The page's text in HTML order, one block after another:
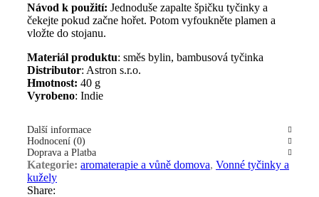
Návod k použití: Jednoduše zapalte špičku tyčinky a
čekejte pokud začne hořet. Potom vyfoukněte plamen a
vložte do stojanu.
Materiál produktu: směs bylin, bambusová tyčinka
Distributor: Astron s.r.o.
Hmotnost: 40 g
Vyrobeno: Indie
Další informace
Hodnocení (0)
Doprava a Platba
Kategorie: aromaterapie a vůně domova, Vonné tyčinky a
kužely
Share: